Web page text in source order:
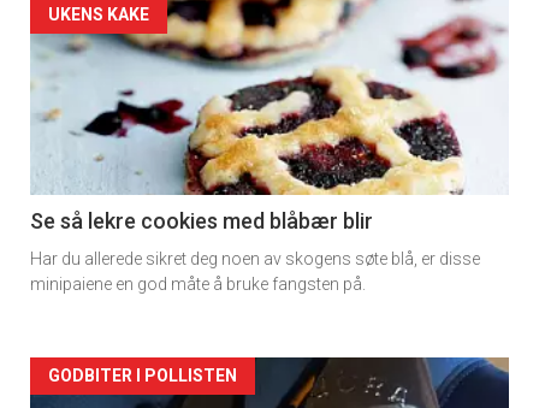
Forsiden
akkurat
nå
2
UKENS KAKE
Se så lekre cookies med blåbær blir
Har du allerede sikret deg noen av skogens søte blå, er disse
minipaiene en god måte å bruke fangsten på.
Forsiden
GODBITER I POLLISTEN